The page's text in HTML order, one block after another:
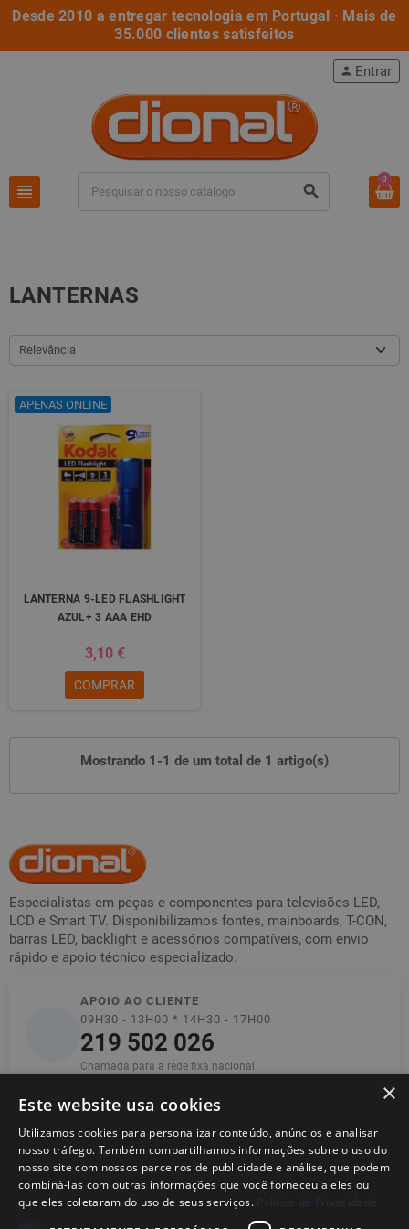
Desde 2010 a entregar tecnologia em Portugal · Mais de
35.000 clientes satisfeitos
view_headline search
person Entrar
0
LANTERNAS
Relevância
APENAS ONLINE
LANTERNA 9-LED FLASHLIGHT
AZUL+ 3 AAA EHD
3,10 €
COMPRAR
Mostrando 1-1 de um total de 1 artigo(s)
Especialistas em peças e componentes para televisões LED,
LCD e Smart TV. Disponibilizamos fontes, mainboards, T-CON,
barras LED, backlight e acessórios compatíveis, com envio
rápido e apoio técnico especializado.
APOIO AO CLIENTE
09H30 - 13H00 * 14H30 - 17H00
219 502 026
Chamada para a rede fixa nacional
Informações
×
Este website usa cookies
Utilizamos cookies para personalizar conteúdo, anúncios e analisar
nosso tráfego. Também compartilhamos informações sobre o uso do
nosso site com nossos parceiros de publicidade e análise, que podem
combiná-las com outras informações que você forneceu a eles ou
que eles coletaram do uso de seus serviços. Política de Privacidade